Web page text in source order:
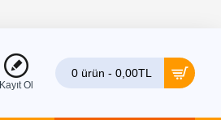
Kayıt Ol
0 ürün - 0,00TL